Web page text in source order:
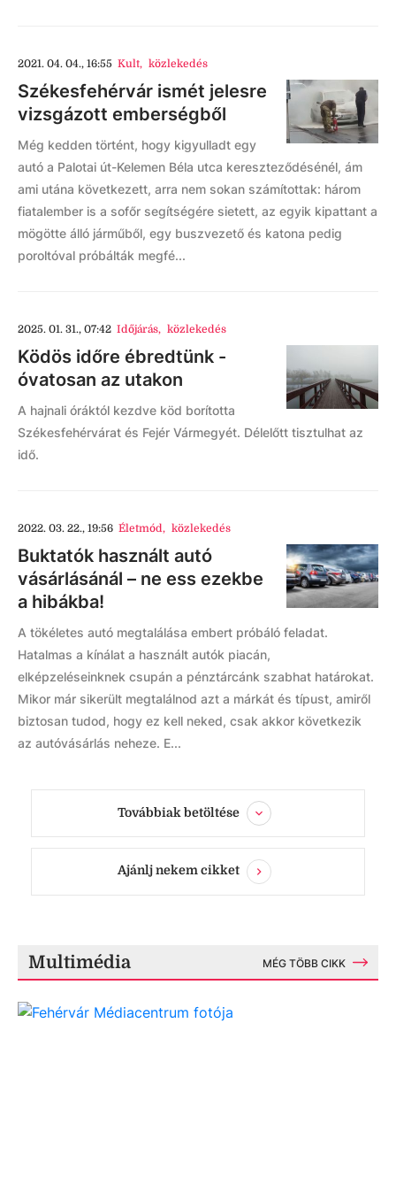
2021. 04. 04., 16:55 Kult, közlekedés
Székesfehérvár ismét jelesre
vizsgázott emberségből
Még kedden történt, hogy kigyulladt egy
autó a Palotai út-Kelemen Béla utca kereszteződésénél, ám
ami utána következett, arra nem sokan számítottak: három
fiatalember is a sofőr segítségére sietett, az egyik kipattant a
mögötte álló járműből, egy buszvezető és katona pedig
poroltóval próbálták megfé...
2025. 01. 31., 07:42 Időjárás, közlekedés
Ködös időre ébredtünk -
óvatosan az utakon
A hajnali óráktól kezdve köd borította
Székesfehérvárat és Fejér Vármegyét. Délelőtt tisztulhat az
idő.
2022. 03. 22., 19:56 Életmód, közlekedés
Buktatók használt autó
vásárlásánál – ne ess ezekbe
a hibákba!
A tökéletes autó megtalálása embert próbáló feladat.
Hatalmas a kínálat a használt autók piacán,
elképzeléseinknek csupán a pénztárcánk szabhat határokat.
Mikor már sikerült megtalálnod azt a márkát és típust, amiről
biztosan tudod, hogy ez kell neked, csak akkor következik
az autóvásárlás neheze. E...
Továbbiak betöltése
Ajánlj nekem cikket
Multimédia MÉG TÖBB CIKK